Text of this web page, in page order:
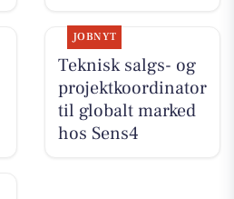
JOBNYT
Teknisk salgs- og
projektkoordinator
til globalt marked
hos Sens4